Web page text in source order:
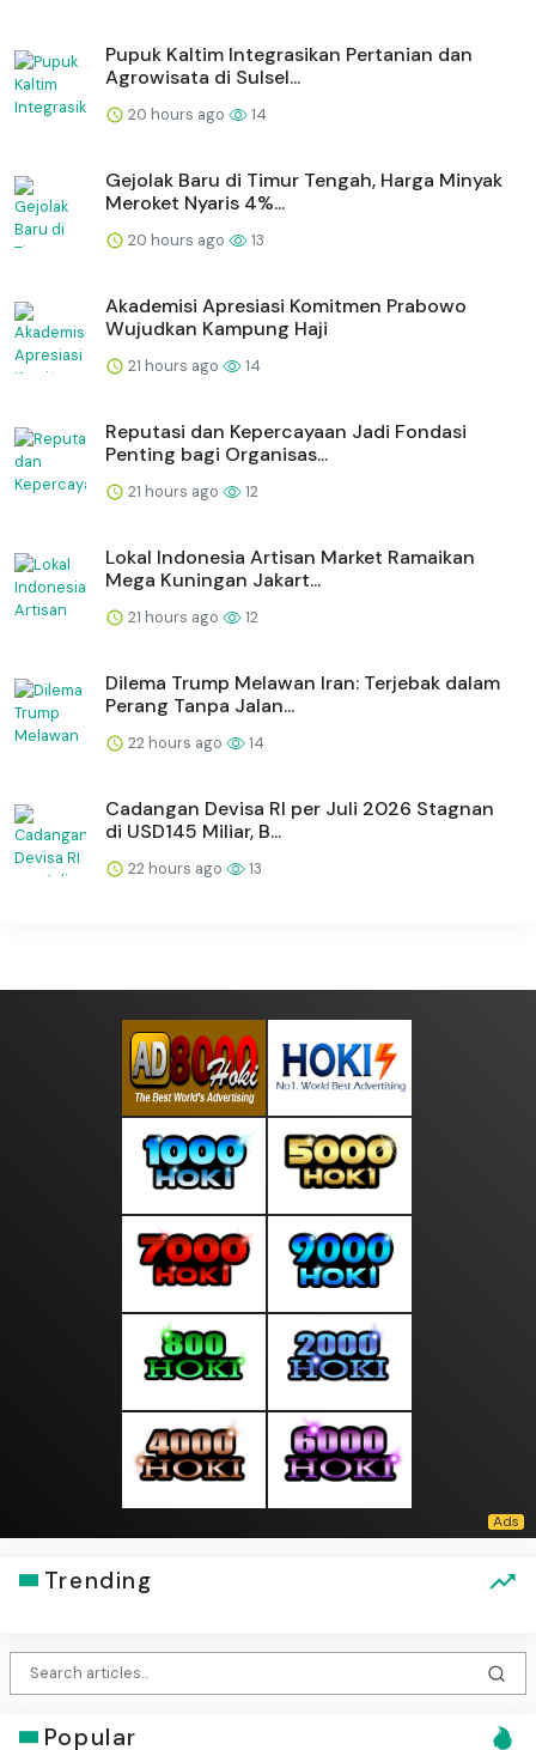
Pupuk Kaltim Integrasikan Pertanian dan
Agrowisata di Sulsel...
20 hours ago 14
Gejolak Baru di Timur Tengah, Harga Minyak
Meroket Nyaris 4%...
20 hours ago 13
Akademisi Apresiasi Komitmen Prabowo
Wujudkan Kampung Haji
21 hours ago 14
Reputasi dan Kepercayaan Jadi Fondasi
Penting bagi Organisas...
21 hours ago 12
Lokal Indonesia Artisan Market Ramaikan
Mega Kuningan Jakart...
21 hours ago 12
Dilema Trump Melawan Iran: Terjebak dalam
Perang Tanpa Jalan...
22 hours ago 14
Cadangan Devisa RI per Juli 2026 Stagnan
di USD145 Miliar, B...
22 hours ago 13
Trending
Popular